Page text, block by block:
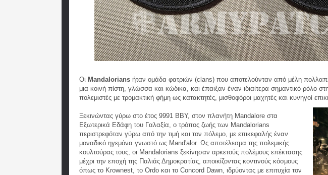
Οι Mandalorians ήταν ομάδα φατριών (clans) που αποτελούνταν από μέλη
μια κοινή πίστη, γλώσσα και κώδικα, και έπαιξαν έναν ιδιαίτερα σημαντικό ρόλο
πολεμιστές με τρομακτική φήμη ως κατακτητές, μισθοφόροι μαχητές και κυνηγοί
Ξεκινώντας γύρω στο έτος 9991 BBY, στον πλανήτη Mandalore στα
Εξωτερικά Εδάφη του Γαλαξία, ο τρόπος ζωής των Mandalorians
περιστρεφόταν γύρω από την τιμή και τον πόλεμο, με επικεφαλής έναν
μοναδικό ηγεμόνα γνωστό ως Mand'alor. Ως αποτέλεσμα της πολεμικής
κουλτούρας τους, οι Mandalorians ξεκίνησαν αρκετούς πολέμους επέκτασης
μέχρι την εποχή της Παλιάς Δημοκρατίας, αποικίζοντας κοντινούς κόσμους
όπως το Krownest, το Ordo και το Concord Dawn, ιδρύοντας με επιτυχία τον